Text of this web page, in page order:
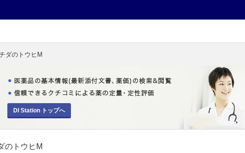
ダのトウヒM
DI Station トップへ
のトウヒM